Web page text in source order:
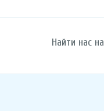
Найти нас на